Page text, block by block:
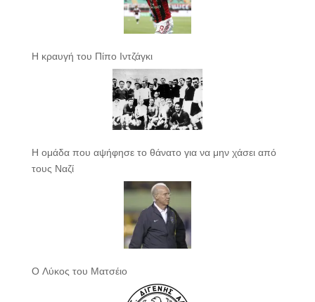
Η κραυγή του Πίπο Ιντζάγκι
Η ομάδα που αψήφησε το θάνατο για να μην χάσει από
τους Ναζί
Ο Λύκος του Ματσέιο